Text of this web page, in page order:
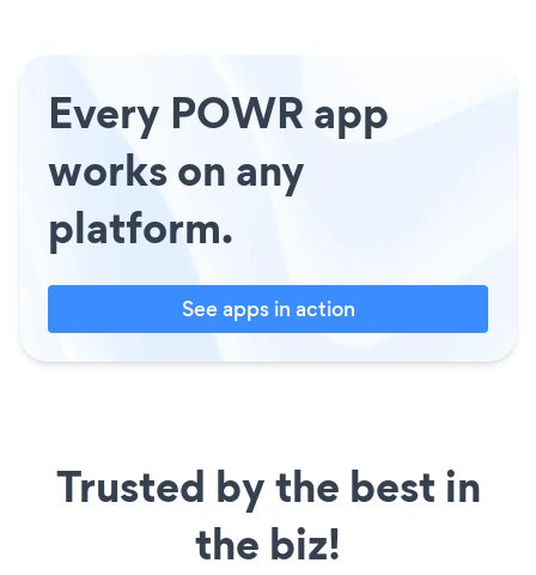
Every POWR app
works on any
platform.
See apps in action
Trusted by the best in
the biz!